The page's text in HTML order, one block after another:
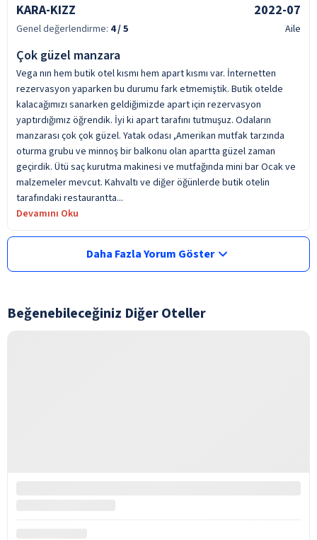
KARA-KIZZ 2022-07
Genel değerlendirme: 4/ 5 Aile
Çok güzel manzara
Vega nın hem butik otel kısmı hem apart kısmı var. İnternetten
rezervasyon yaparken bu durumu fark etmemiştik. Butik otelde
kalacağımızı sanarken geldiğimizde apart için rezervasyon
yaptırdığımız öğrendik. İyi ki apart tarafını tutmuşuz. Odaların
manzarası çok çok güzel. Yatak odası ,Amerikan mutfak tarzında
oturma grubu ve minnoş bir balkonu olan apartta güzel zaman
geçirdik. Ütü saç kurutma makinesi ve mutfağında mini bar Ocak ve
malzemeler mevcut. Kahvaltı ve diğer öğünlerde butik otelin
tarafındaki restaurantta...
Devamını Oku
Daha Fazla Yorum Göster
Beğenebileceğiniz Diğer Oteller